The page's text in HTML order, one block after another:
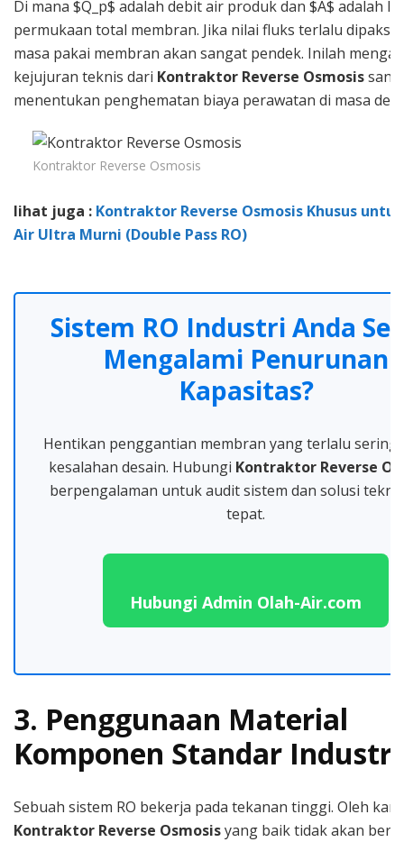
Di mana $Q_p$ adalah debit air produk dan $A$ adalah
permukaan total membran. Jika nilai fluks terlalu
masa pakai membran akan sangat pendek. Inilah
kejujuran teknis dari Kontraktor Reverse Osmosis
menentukan penghematan biaya perawatan di masa
Kontraktor Reverse Osmosis
lihat juga : Kontraktor Reverse Osmosis Khusus
Air Ultra Murni (Double Pass RO)
Sistem RO Industri Anda
Mengalami Penurunan
Kapasitas?
Hentikan penggantian membran yang terlalu sering
kesalahan desain. Hubungi Kontraktor Reverse
berpengalaman untuk audit sistem dan solusi
tepat.
Hubungi Admin Olah-Air.com
3. Penggunaan Material
Komponen Standar Industri
Sebuah sistem RO bekerja pada tekanan tinggi. Oleh
Kontraktor Reverse Osmosisyang baik tidak akan